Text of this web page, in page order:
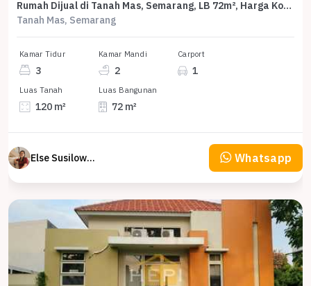
Rumah Dijual di Tanah Mas, Semarang, LB 72m², Harga Kompetitif!
Tanah Mas, Semarang
Kamar Tidur
3
Kamar Mandi
2
Carport
1
Luas Tanah
120 m²
Luas Bangunan
72 m²
Else Susilowaty Whatsapp